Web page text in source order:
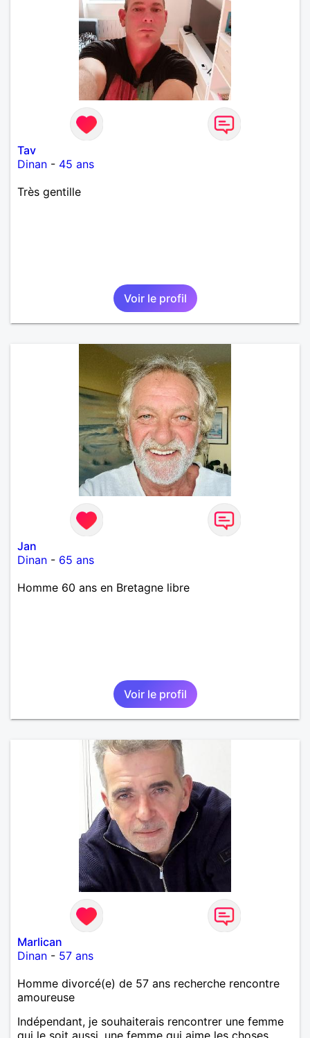
Tav
Dinan - 45 ans
Très gentille
Voir le profil
Jan
Dinan - 65 ans
Homme 60 ans en Bretagne libre
Voir le profil
Marlican
Dinan - 57 ans
Homme divorcé(e) de 57 ans recherche rencontre
amoureuse
Indépendant, je souhaiterais rencontrer une femme
qui le soit aussi, une femme qui aime les choses